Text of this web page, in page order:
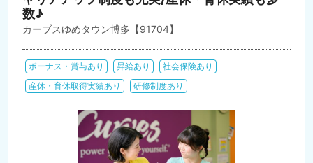
数♪
カーブスゆめタウン博多【91704】
ボーナス・賞与あり 昇給あり
社会保険あり
産休・育休取得実績あり
研修制度あり